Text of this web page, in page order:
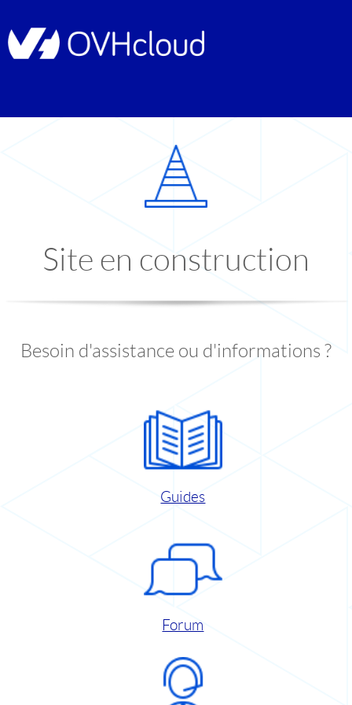
Site en construction
Besoin d'assistance ou d'informations ?
Guides
Forum